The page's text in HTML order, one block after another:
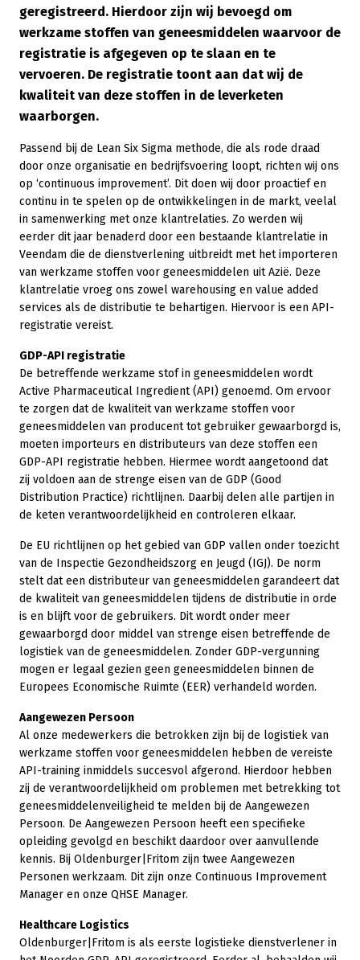
geregistreerd. Hierdoor zijn wij bevoegd om
werkzame stoffen van geneesmiddelen waarvoor de
registratie is afgegeven op te slaan en te
vervoeren. De registratie toont aan dat wij de
kwaliteit van deze stoffen in de leverketen
waarborgen.
Passend bij de Lean Six Sigma methode, die als rode draad
door onze organisatie en bedrijfsvoering loopt, richten wij ons
op ‘continuous improvement’. Dit doen wij door proactief en
continu in te spelen op de ontwikkelingen in de markt, veelal
in samenwerking met onze klantrelaties. Zo werden wij
eerder dit jaar benaderd door een bestaande klantrelatie in
Veendam die de dienstverlening uitbreidt met het importeren
van werkzame stoffen voor geneesmiddelen uit Azië. Deze
klantrelatie vroeg ons zowel warehousing en value added
services als de distributie te behartigen. Hiervoor is een API-
registratie vereist.
GDP-API registratie
De betreffende werkzame stof in geneesmiddelen wordt
Active Pharmaceutical Ingredient (API) genoemd. Om ervoor
te zorgen dat de kwaliteit van werkzame stoffen voor
geneesmiddelen van producent tot gebruiker gewaarborgd is,
moeten importeurs en distributeurs van deze stoffen een
GDP-API registratie hebben. Hiermee wordt aangetoond dat
zij voldoen aan de strenge eisen van de GDP (Good
Distribution Practice) richtlijnen. Daarbij delen alle partijen in
de keten verantwoordelijkheid en controleren elkaar.
De EU richtlijnen op het gebied van GDP vallen onder toezicht
van de Inspectie Gezondheidszorg en Jeugd (IGJ). De norm
stelt dat een distributeur van geneesmiddelen garandeert dat
de kwaliteit van geneesmiddelen tijdens de distributie in orde
is en blijft voor de gebruikers. Dit wordt onder meer
gewaarborgd door middel van strenge eisen betreffende de
logistiek van de geneesmiddelen. Zonder GDP-vergunning
mogen er legaal gezien geen geneesmiddelen binnen de
Europees Economische Ruimte (EER) verhandeld worden.
Aangewezen Persoon
Al onze medewerkers die betrokken zijn bij de logistiek van
werkzame stoffen voor geneesmiddelen hebben de vereiste
API-training inmiddels succesvol afgerond. Hierdoor hebben
zij de verantwoordelijkheid om problemen met betrekking tot
geneesmiddelenveiligheid te melden bij de Aangewezen
Persoon. De Aangewezen Persoon heeft een specifieke
opleiding gevolgd en beschikt daardoor over aanvullende
kennis. Bij Oldenburger|Fritom zijn twee Aangewezen
Personen werkzaam. Dit zijn onze Continuous Improvement
Manager en onze QHSE Manager.
Healthcare Logistics
Oldenburger|Fritom is als eerste logistieke dienstverlener in